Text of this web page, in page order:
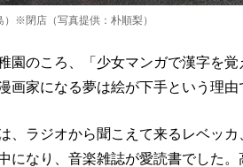
）※閉店（写真提供：朴順梨）
園のころ、「少女マンガで漢字を
画家になる夢は絵が下手という理由
、ラジオから聞こえて来るレベッ
になり、音楽雑誌が愛読書でした